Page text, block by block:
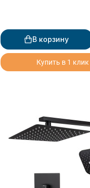
В корзину
Купить в 1 клик